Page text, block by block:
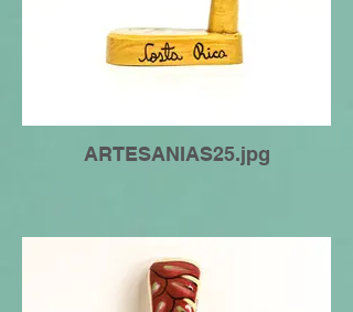
ARTESANIAS25.jpg